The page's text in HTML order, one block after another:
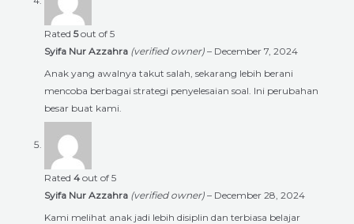
Rated 5out of 5
Syifa Nur Azzahra (verified owner) – December 7, 2024
Anak yang awalnya takut salah, sekarang lebih berani
mencoba berbagai strategi penyelesaian soal. Ini perubahan
besar buat kami.
Rated 4 out of 5
Syifa Nur Azzahra (verified owner) – December 28, 2024
Kami melihat anak jadi lebih disiplin dan terbiasa belajar